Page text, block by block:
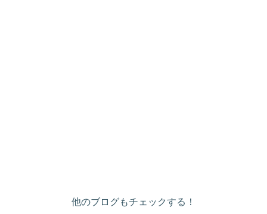
他のブログもチェックする！